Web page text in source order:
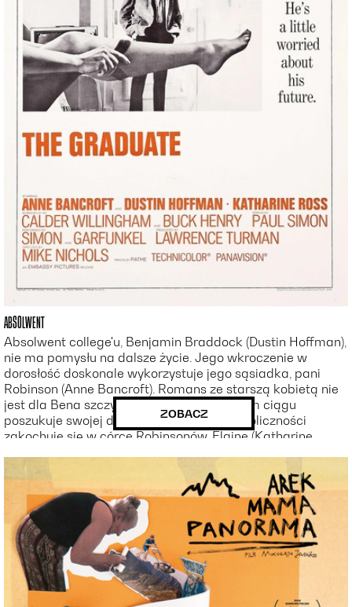
ABSOLWENT
Absolwent college'u, Benjamin Braddock (Dustin Hoffman),
nie ma pomysłu na dalsze życie. Jego wkroczenie w
dorosłość doskonale wykorzystuje jego sąsiadka, pani
Robinson (Anne Bancroft). Romans ze starszą kobietą nie
jest dla Bena szczytem marzeń i w dalszym ciągu
poszukuje swojej drogi życia. Zbiegiem okoliczności
zakochuje się w córce Robinsonów, Elaine (Katharine
matce.
ZOBACZ